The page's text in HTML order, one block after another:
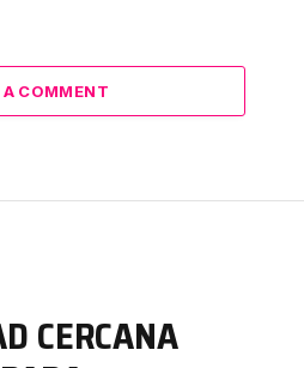
COMMENT
CERCANA